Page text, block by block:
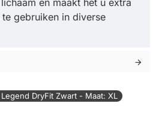
en maakt het u extra
gebruiken in diverse
DryFit Zwart - Maat: XL